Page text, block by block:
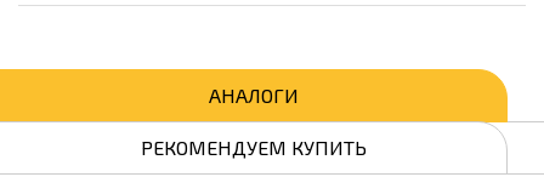
АНАЛОГИ
РЕКОМЕНДУЕМ КУПИТЬ